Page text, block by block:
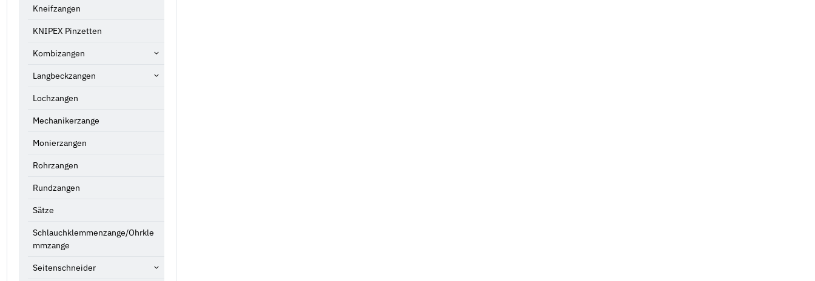
Kneifzangen
KNIPEX Pinzetten
Kombizangen
Langbeckzangen
Lochzangen
Mechanikerzange
Monierzangen
Rohrzangen
Rundzangen
Sätze
Schlauchklemmenzange/Ohrkle
mmzange
Seitenschneider